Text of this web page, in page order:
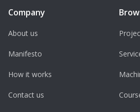
Fräsmaschine
Tischgröße: 800 x 240
Ausladung: 285 mm
Company
About us
Manifesto
How it works
Contact us